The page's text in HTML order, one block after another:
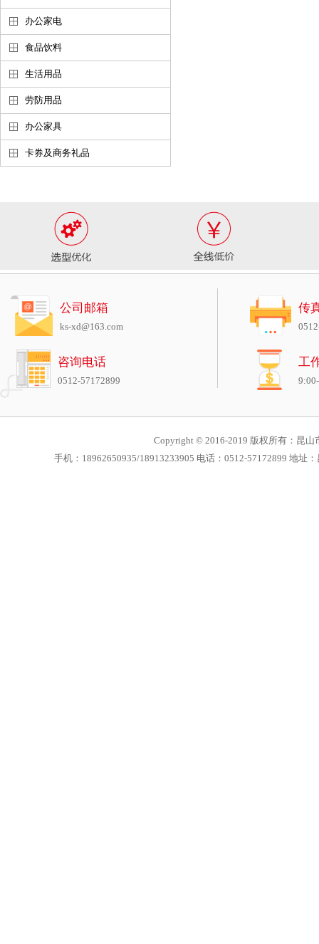
办公家电
食品饮料
生活用品
劳防用品
办公家具
卡券及商务礼品
公司邮箱
ks-xd@163.com
咨询电话
0512-57172899
传
工
Copyright © 2016-2019 版权所有：昆山
手机：18962650935/18913233905 电话：0512-57172899 地址